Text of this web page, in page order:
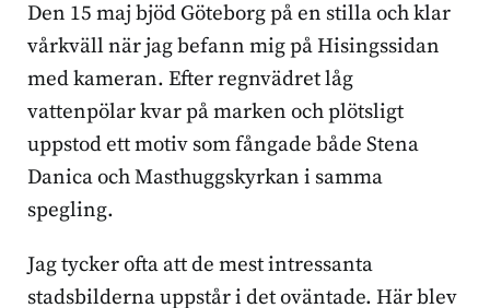
Den 15 maj bjöd Göteborg på en stilla och klar
vårkväll när jag befann mig på Hisingssidan
med kameran. Efter regnvädret låg
vattenpölar kvar på marken och plötsligt
uppstod ett motiv som fångade både Stena
Danica och Masthuggskyrkan i samma
spegling.
Jag tycker ofta att de mest intressanta
stadsbilderna uppstår i det oväntade. Här blev